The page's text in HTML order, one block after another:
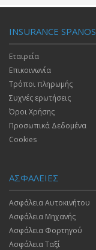
INSURANCE SPANOS
Εταιρεία
Επικοινωνία
Τρόποι πληρωμής
Συχνές ερωτήσεις
Όροι Χρήσης
Προσωπικά Δεδομένα
Cookies
ΑΣΦΑΛΕΙΕΣ
Ασφάλεια Αυτοκινήτου
Ασφάλεια Μηχανής
Ασφάλεια Φορτηγού
Ασφάλεια Ταξί